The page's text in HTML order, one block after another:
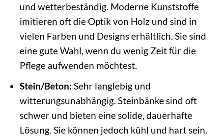
und wetterbeständig. Moderne Kunststoffe
imitieren oft die Optik von Holz und sind in
vielen Farben und Designs erhältlich. Sie sind
eine gute Wahl, wenn du wenig Zeit für die
Pflege aufwenden möchtest.
Stein/Beton: Sehr langlebig und
witterungsunabhängig. Steinbänke sind oft
schwer und bieten eine solide, dauerhafte
Lösung. Sie können jedoch kühl und hart sein.